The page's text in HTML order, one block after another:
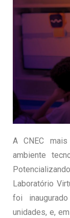
A CNEC
ambiente
Laboratório
foi
unidades, e,